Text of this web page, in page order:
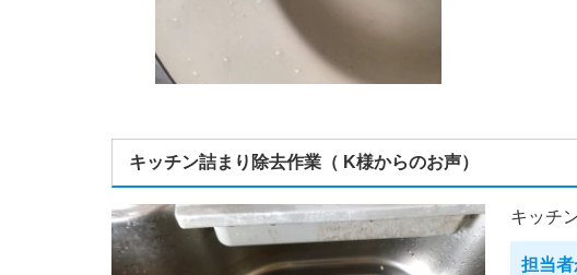
キッチン詰まり除去作業（ K様からのお声）
キッチ
担当